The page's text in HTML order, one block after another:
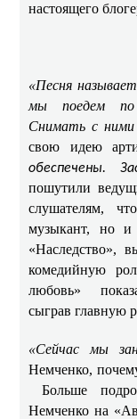
настоящего
«Песня
мы поедем по
Снимать с ними
свою идею
обеспечены.
пошутили
слушателям,
музыкант, но и
«Наследство»,
комедийную
любовь»
сыграв главную
«Сейчас мы
Немченко,
Больше
Немченко на